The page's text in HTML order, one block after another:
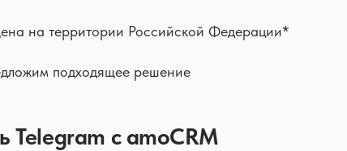
на территории Российской Федерации*
подходящее решение
Telegram с amoCRM